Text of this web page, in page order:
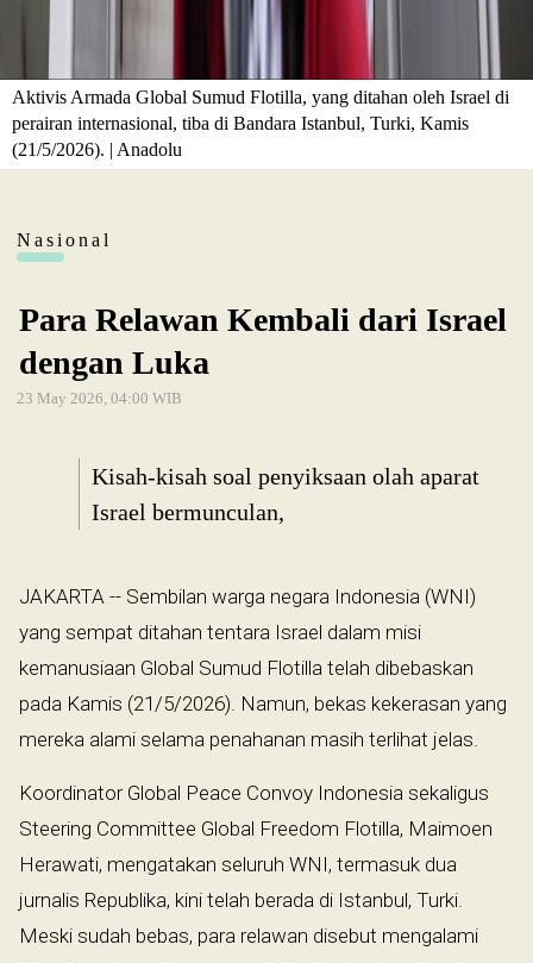
Aktivis Armada Global Sumud Flotilla, yang ditahan oleh Israel di
perairan internasional, tiba di Bandara Istanbul, Turki, Kamis
(21/5/2026). | Anadolu
Nasional
Para Relawan Kembali dari Israel
dengan Luka
23 May 2026, 04:00 WIB
Kisah-kisah soal penyiksaan olah aparat
Israel bermunculan,
JAKARTA -- Sembilan warga negara Indonesia (WNI)
yang sempat ditahan tentara Israel dalam misi
kemanusiaan Global Sumud Flotilla telah dibebaskan
pada Kamis (21/5/2026). Namun, bekas kekerasan yang
mereka alami selama penahanan masih terlihat jelas.
Koordinator Global Peace Convoy Indonesia sekaligus
Steering Committee Global Freedom Flotilla, Maimoen
Herawati, mengatakan seluruh WNI, termasuk dua
jurnalis Republika, kini telah berada di Istanbul, Turki.
Meski sudah bebas, para relawan disebut mengalami